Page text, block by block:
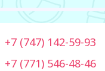
+7 (747) 142-59-93
+7 (771) 546-48-46